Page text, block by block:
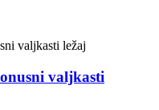
valjkasti